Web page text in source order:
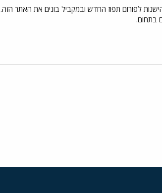
לפורום תפוז החדש ובמקביל בונים את האתר הזה.
בתחום.